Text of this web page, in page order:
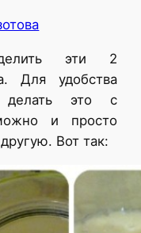
эти 2
Для удобства
делать это с
и просто
Вот так: